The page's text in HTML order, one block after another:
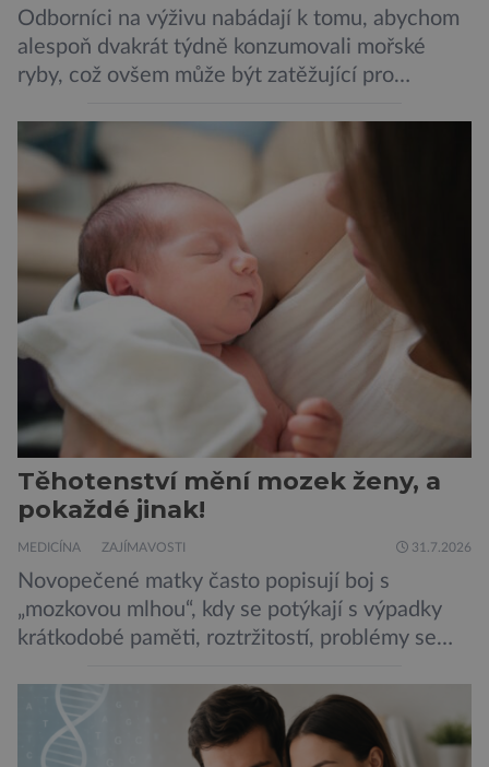
Odborníci na výživu nabádají k tomu, abychom
alespoň dvakrát týdně konzumovali mořské
ryby, což ovšem může být zatěžující pro
doporučení se nyní staly konzervované
sardinky, které si může dovolit opravdu každý
„Místo toho, aby poskytovaly izolované
mononutrienty, jsou rybí konzervy kompletní
potravinou,“ říká nutriční specialista Colin
Robertson a zdůrazňuje […]
Těhotenství mění mozek ženy, a
pokaždé jinak!
MEDICÍNA ZAJÍMAVOSTI 31.7.2026
Novopečené matky často popisují boj s
„mozkovou mlhou“, kdy se potýkají s výpadky
krátkodobé paměti, roztržitostí, problémy se
obtíže byly dlouhou dobu připisovány
nedostatku spánku a stresu při péči o
novorozence. Nyní se však ukazuje, že za tím